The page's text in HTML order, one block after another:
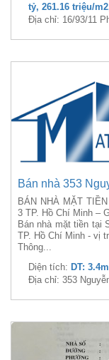
tỷ, 261.16 triệu/
Địa chỉ: 16/93/11
Bán nhà 353
BÁN NHÀ MẶT
3 TP. Hồ Chí Minh –
Bán nhà mặt tiền tại
TP. Hồ Chí Minh - vị
Thông...
Diện tích: DT:
Địa chỉ: 353